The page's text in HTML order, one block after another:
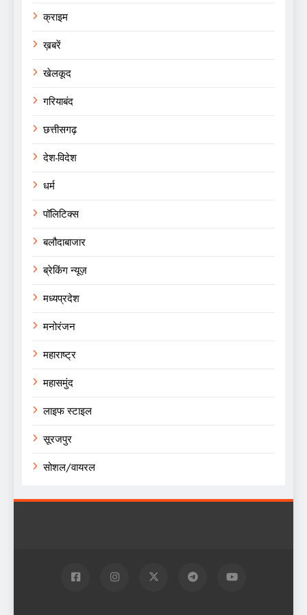
क्राइम
ख़बरें
खेलकूद
गरियाबंद
छत्तीसगढ़
देश-विदेश
धर्म
पॉलिटिक्स
बलौदाबाजार
ब्रेकिंग न्यूज़
मध्यप्रदेश
मनोरंजन
महाराष्ट्र
महासमुंद
लाइफ स्टाइल
सूरजपुर
सोशल/वायरल